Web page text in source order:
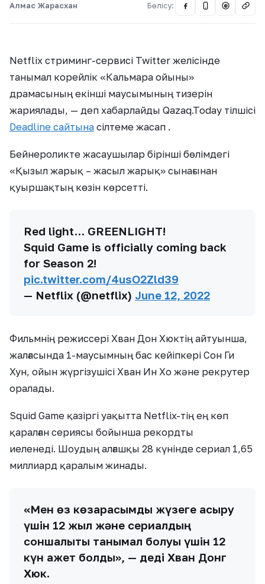
Алмас Жарасхан Бөлісу: @
Netflix стриминг-сервисі Twitter желісінде
танымал корейлік «Кальмара ойыны»
драмасының екінші маусымының тизерін
жариялады, — деп хабарлайды Qazaq.Today тілшісі
Deadline сайтына сілтеме жасап .
Бейнероликте жасаушылар бірінші бөлімдегі
«Қызыл жарық – жасыл жарық» сынағынан
қуыршақтың көзін көрсетті.
Red light… GREENLIGHT!
Squid Game is officially coming back
for Season 2!
pic.twitter.com/4usO2Zld39
— Netflix (@netflix) June 12, 2022
Фильмнің режиссері Хван Дон Хюктің айтуынша,
жалғасында 1-маусымның бас кейіпкері Сон Ги
Хун, ойын жүргізушісі Хван Ин Хо және рекрутер
оралады.
Squid Game қазіргі уақытта Netflix-тің ең көп
қаралған сериясы бойынша рекордты
иеленеді. Шоудың алғашқы 28 күнінде сериал 1,65
миллиард қаралым жинады.
«Мен өз көзқарасымды жүзеге асыру
үшін 12 жыл және сериалдың
соншалықты танымал болуы үшін 12
күн қажет болды», — деді Хван Донг
Хюк.